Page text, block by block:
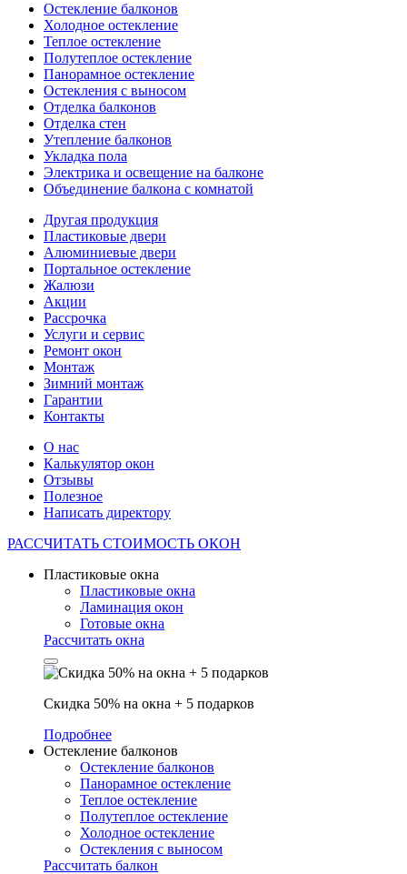
Остекление балконов
Холодное остекление
Теплое остекление
Полутеплое остекление
Панорамное остекление
Остекления с выносом
Отделка балконов
Отделка стен
Утепление балконов
Укладка пола
Электрика и освещение на балконе
Объединение балкона с комнатой
Другая продукция
Пластиковые двери
Алюминиевые двери
Портальное остекление
Жалюзи
Акции
Рассрочка
Услуги и сервис
Ремонт окон
Монтаж
Зимний монтаж
Гарантии
Контакты
О нас
Калькулятор окон
Отзывы
Полезное
Написать директору
РАССЧИТАТЬ СТОИМОСТЬ ОКОН
Пластиковые окна
Пластиковые окна
Ламинация окон
Готовые окна
Рассчитать окна
Скидка 50% на окна + 5 подарков
Подробнее
Остекление балконов
Остекление балконов
Панорамное остекление
Теплое остекление
Полутеплое остекление
Холодное остекление
Остекления с выносом
Рассчитать балкон